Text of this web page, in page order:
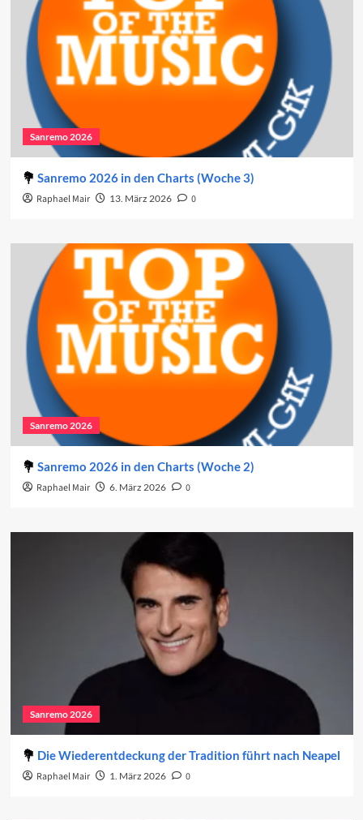
Sanremo 2026
Sanremo 2026 in den Charts (Woche 3)
Raphael Mair 13. März 2026 0
Sanremo 2026
Sanremo 2026 in den Charts (Woche 2)
Raphael Mair 6. März 2026 0
Sanremo 2026
Die Wiederentdeckung der Tradition führt nach Neapel
Raphael Mair 1. März 2026 0